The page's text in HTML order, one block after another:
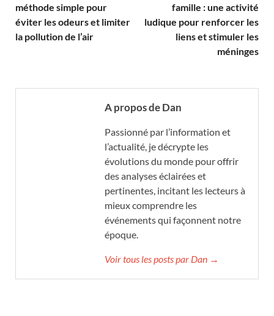
méthode simple pour
éviter les odeurs et limiter
la pollution de l’air
famille : une activité
ludique pour renforcer les
liens et stimuler les
méninges
A propos de Dan
Passionné par l’information et
l’actualité, je décrypte les
évolutions du monde pour offrir
des analyses éclairées et
pertinentes, incitant les lecteurs à
mieux comprendre les
événements qui façonnent notre
époque.
Voir tous les posts par Dan →